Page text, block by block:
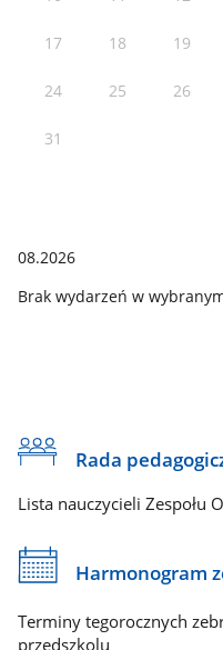
17 18 19
24 25 26
31
08.2026
Brak wydarzeń w
Rada
Lista nauczycieli Zespołu
Harmonogram
Terminy tegorocznych
przedszkolu